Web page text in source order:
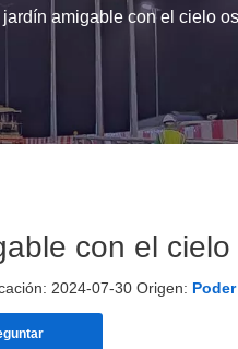
jardín amigable con el cielo
con el cielo
2024-07-30 Origen: